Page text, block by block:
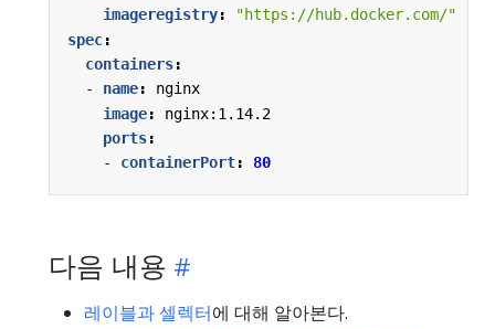
imageregistry:
"https://hub.docker.com/"
spec:
containers:
- name:
nginx
image:
nginx:1.14.2
ports:
- containerPort: 80
다음 내용
레이블과 셀렉터에 대해 알아본다.